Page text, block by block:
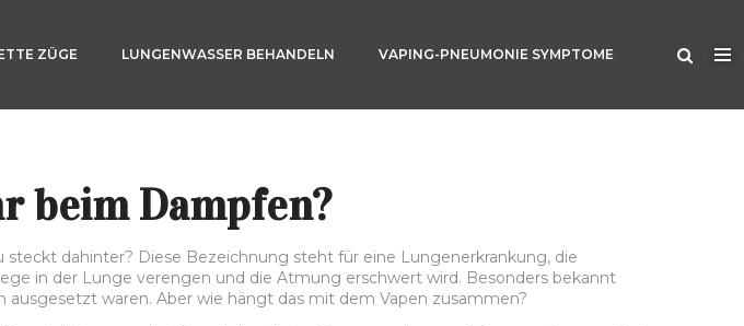
ZÜGE LUNGENWASSER BEHANDELN VAPING-PNEUMONIE SYMPTOME
beim Dampfen?
dahinter? Diese Bezeichnung steht für eine Lungenerkrankung, die
in der Lunge verengen und die Atmung erschwert wird. Besonders bekannt
ausgesetzt waren. Aber wie hängt das mit dem Vapen zusammen?